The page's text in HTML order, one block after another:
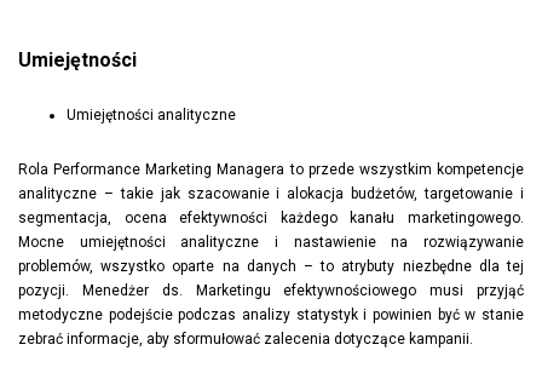
Umiejętności
Umiejętności analityczne
Rola Performance Marketing Managera to przede wszystkim kompetencje
analityczne – takie jak szacowanie i alokacja budżetów, targetowanie i
segmentacja, ocena efektywności każdego kanału marketingowego.
Mocne umiejętności analityczne i nastawienie na rozwiązywanie
problemów, wszystko oparte na danych – to atrybuty niezbędne dla tej
pozycji. Menedżer ds. Marketingu efektywnościowego musi przyjąć
metodyczne podejście podczas analizy statystyk i powinien być w stanie
zebrać informacje, aby sformułować zalecenia dotyczące kampanii.